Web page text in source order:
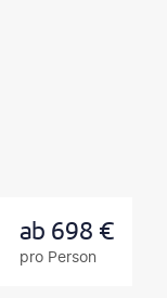
ab 698 €
pro Person